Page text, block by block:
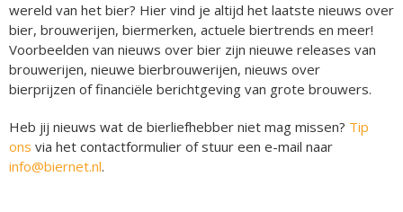
wereld van het bier? Hier vind je altijd het laatste nieuws over
bier, brouwerijen, biermerken, actuele biertrends en meer!
Voorbeelden van nieuws over bier zijn nieuwe releases van
brouwerijen, nieuwe bierbrouwerijen, nieuws over
bierprijzen of financiële berichtgeving van grote brouwers.
Heb jij nieuws wat de bierliefhebber niet mag missen? Tip
ons via het contactformulier of stuur een e-mail naar
info@biernet.nl.